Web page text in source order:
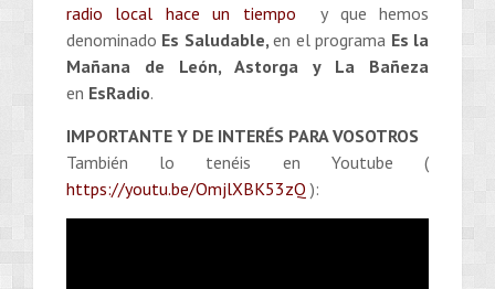
radio local hace un tiempo
y que hemos
denominado Es Saludable,en el programa Es la
Mañana de León, Astorga y La Bañeza
en EsRadio.
IMPORTANTE Y DE INTERÉS PARA VOSOTROS
También lo tenéis en Youtube (
https://youtu.be/OmjlXBK53zQ ):